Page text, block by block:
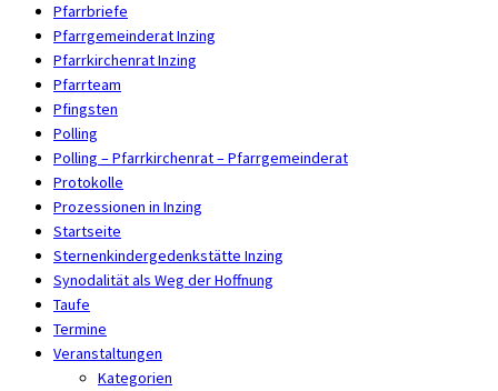
Pfarrbriefe
Pfarrgemeinderat Inzing
Pfarrkirchenrat Inzing
Pfarrteam
Pfingsten
Polling
Polling – Pfarrkirchenrat – Pfarrgemeinderat
Protokolle
Prozessionen in Inzing
Startseite
Sternenkindergedenkstätte Inzing
Synodalität als Weg der Hoffnung
Taufe
Termine
Veranstaltungen
Kategorien